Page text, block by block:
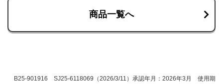
商品一覧へ
B25-901916 SJ25-6118069（2026/3/11）承認年月：2026年3月 使用期